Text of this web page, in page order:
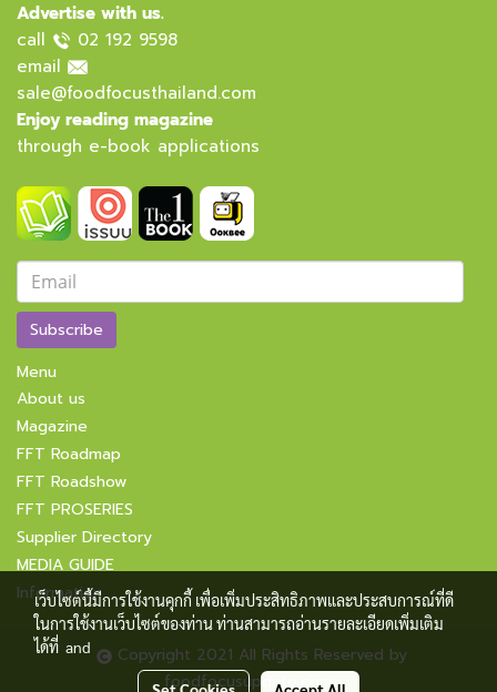
Advertise with us.
call
02 192 9598
email
sale@foodfocusthailand.com
Enjoy reading magazine
through e-book applications
Subscribe
Menu
About us
Magazine
FFT Roadmap
FFT Roadshow
FFT PROSERIES
Supplier Directory
MEDIA GUIDE
Information
Copyright 2021 All Rights Reserved by
foodfocusupdate.com
เว็บไซต์นี้มีการใช้งานคุกกี้ เพื่อเพิ่มประสิทธิภาพและประสบการณ์ที่ดี
ในการใช้งานเว็บไซต์ของท่าน ท่านสามารถอ่านรายละเอียดเพิ่มเติม
ได้ที่ and